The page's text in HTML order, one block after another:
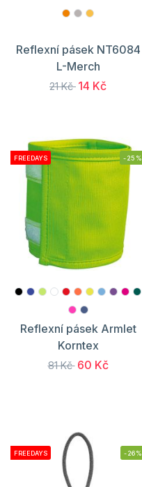
Reflexní pásek NT6084
L-Merch
21 Kč 14 Kč
FREEDAYS -25%
Reflexní pásek Armlet
Korntex
81 Kč 60 Kč
FREEDAYS -26%